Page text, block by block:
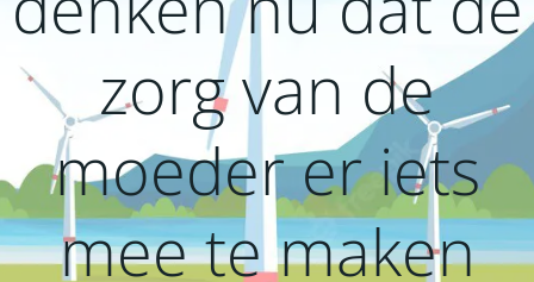
zorg van de
moeder er iets
mee te maken